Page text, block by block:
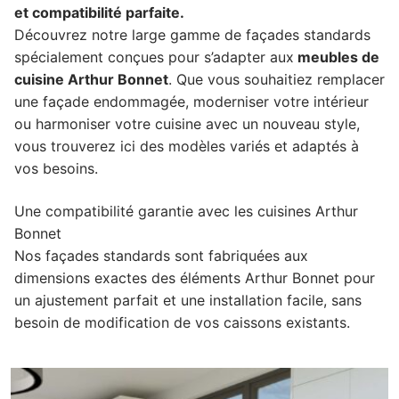
Complément rénovation de cuisine
Façade de porte lave-vaisselle
Façade de porte relevante
Plinthes et panneaux de finition
Façade de porte lave-vaisselle
Façade de tiroir
Plinthes et panneaux de finition
Façade de porte lave-vaisselle
Façade de porte
Façade de tiroir
Complément rénovation de cuisine
Pour caissons Aviva
Façade de porte
Façade de tiroir
Complément rénovation de cuisine
Pour caissons Brico Depot
Façade de porte
Façade de tiroir
Pour caissons But
Façade de porte
Complément rénovation de cuisine
Pour caissons Castorama
Façade de tiroir
Complément rénovation de cuisine
Façade de porte
Façade de tiroir
Complément rénovation de cuisine
Pour caissons Cuisinella
Façade de porte
Façade de tiroir
Pour caissons Cuisines References
Façade de porte
Complément rénovation de cuisine
Pour caissons Cuisine Plus
Façade de tiroir
Façade de porte
Pour caissons Envia
et compatibilité parfaite.
Découvrez notre large gamme de façades standards
spécialement conçues pour s’adapter aux meubles de
cuisine Arthur Bonnet. Que vous souhaitiez remplacer
une façade endommagée, moderniser votre intérieur
ou harmoniser votre cuisine avec un nouveau style,
vous trouverez ici des modèles variés et adaptés à
vos besoins.
Une compatibilité garantie avec les cuisines Arthur
Bonnet
Nos façades standards sont fabriquées aux
dimensions exactes des éléments Arthur Bonnet pour
un ajustement parfait et une installation facile, sans
besoin de modification de vos caissons existants.